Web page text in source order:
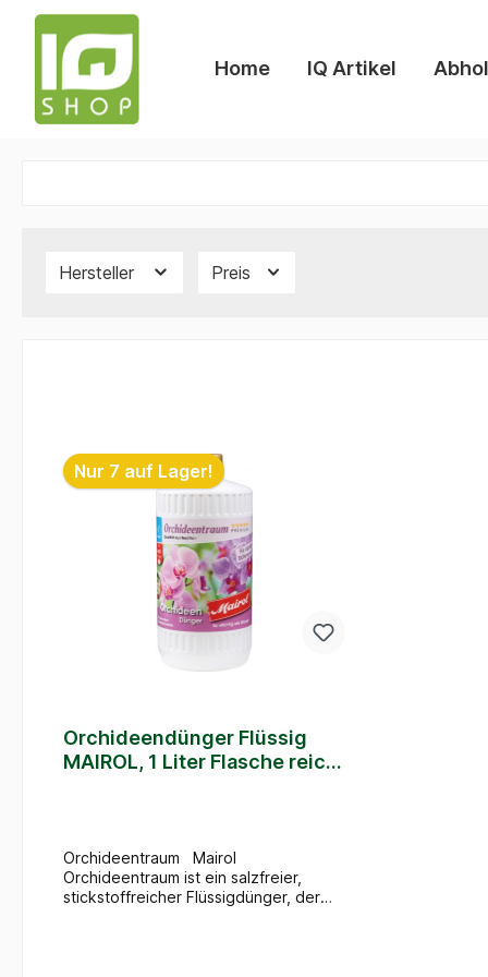
Home IQ Artikel
Hersteller Preis
Nur 7 auf Lager!
Orchideendünger Flüssig
MAIROL, 1 Liter Flasche reicht
Orchideentraum Mairol
Orchideentraum ist ein salzfreier,
stickstoffreicher Flüssigdünger, der